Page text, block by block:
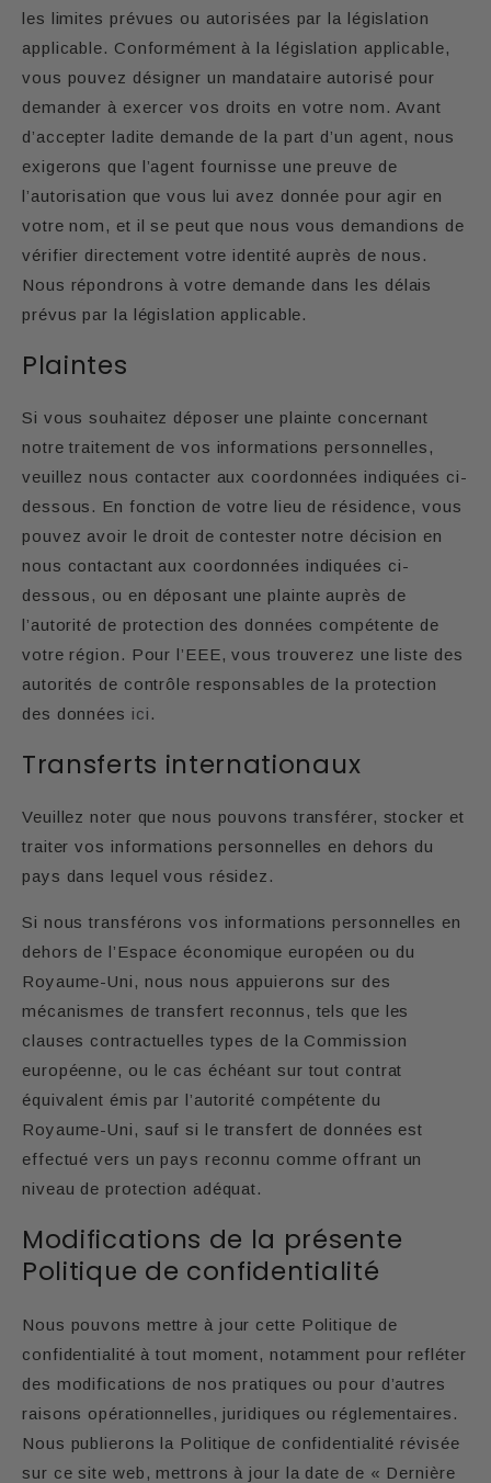
les limites prévues ou autorisées par la législation
applicable. Conformément à la législation applicable,
vous pouvez désigner un mandataire autorisé pour
demander à exercer vos droits en votre nom. Avant
d’accepter ladite demande de la part d’un agent, nous
exigerons que l’agent fournisse une preuve de
l’autorisation que vous lui avez donnée pour agir en
votre nom, et il se peut que nous vous demandions de
vérifier directement votre identité auprès de nous.
Nous répondrons à votre demande dans les délais
prévus par la législation applicable.
Plaintes
Si vous souhaitez déposer une plainte concernant
notre traitement de vos informations personnelles,
veuillez nous contacter aux coordonnées indiquées ci-
dessous. En fonction de votre lieu de résidence, vous
pouvez avoir le droit de contester notre décision en
nous contactant aux coordonnées indiquées ci-
dessous, ou en déposant une plainte auprès de
l’autorité de protection des données compétente de
votre région. Pour l’EEE, vous trouverez une liste des
autorités de contrôle responsables de la protection
des données ici .
Transferts internationaux
Veuillez noter que nous pouvons transférer, stocker et
traiter vos informations personnelles en dehors du
pays dans lequel vous résidez.
Si nous transférons vos informations personnelles en
dehors de l’Espace économique européen ou du
Royaume-Uni, nous nous appuierons sur des
mécanismes de transfert reconnus, tels que les
clauses contractuelles types de la Commission
européenne, ou le cas échéant sur tout contrat
équivalent émis par l’autorité compétente du
Royaume-Uni, sauf si le transfert de données est
effectué vers un pays reconnu comme offrant un
niveau de protection adéquat.
Modifications de la présente
Politique de confidentialité
Nous pouvons mettre à jour cette Politique de
confidentialité à tout moment, notamment pour refléter
des modifications de nos pratiques ou pour d’autres
raisons opérationnelles, juridiques ou réglementaires.
Nous publierons la Politique de confidentialité révisée
sur ce site web, mettrons à jour la date de « Dernière